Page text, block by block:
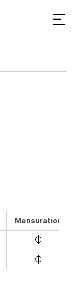
Mensuration
e
e